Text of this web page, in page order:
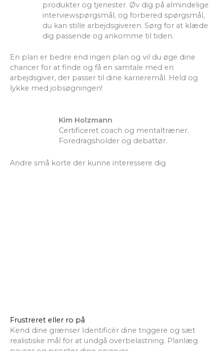
produkter og tjenester. Øv dig på almindelige
interviewspørgsmål, og forbered spørgsmål,
du kan stille arbejdsgiveren. Sørg for at klæde
dig passende og ankomme til tiden.
En plan er bedre end ingen plan og vil du øge dine
chancer for at finde og få en samtale med en
arbejdsgiver, der passer til dine karrieremål. Held og
lykke med jobsøgningen!
Kim Holzmann
Certificeret coach og mentaltræner.
Foredragsholder og debattør.
Andre små korte der kunne interessere dig
Frustreret eller ro på
Kend dine grænser Identificér dine triggere og sæt
realistiske mål for at undgå overbelastning. Planlæg